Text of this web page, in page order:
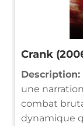
Crank
Description:
une
combat
dynamique